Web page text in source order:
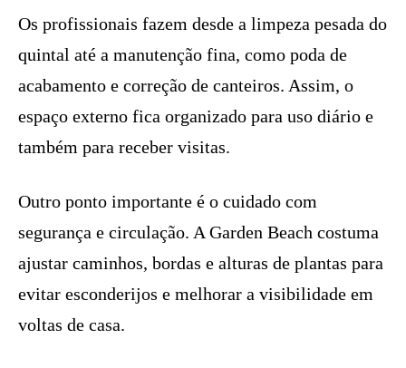
Os profissionais fazem desde a limpeza pesada do
quintal até a manutenção fina, como poda de
acabamento e correção de canteiros. Assim, o
espaço externo fica organizado para uso diário e
também para receber visitas.
Outro ponto importante é o cuidado com
segurança e circulação. A Garden Beach costuma
ajustar caminhos, bordas e alturas de plantas para
evitar esconderijos e melhorar a visibilidade em
voltas de casa.